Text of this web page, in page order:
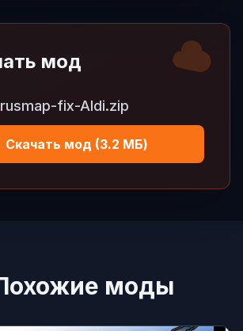
мод
fix-Aldi.zip
Скачать мод (3.2 МБ)
моды